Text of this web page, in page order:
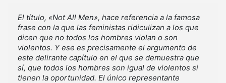
El título, «Not All Men», hace referencia a la famosa
frase con la que las feministas ridiculizan a los que
dicen que no todos los hombres violan o son
violentos. Y ese es precisamente el argumento de
este delirante capítulo en el que se demuestra que
sí, que todos los hombres son igual de violentos si
tienen la oportunidad. El único representante